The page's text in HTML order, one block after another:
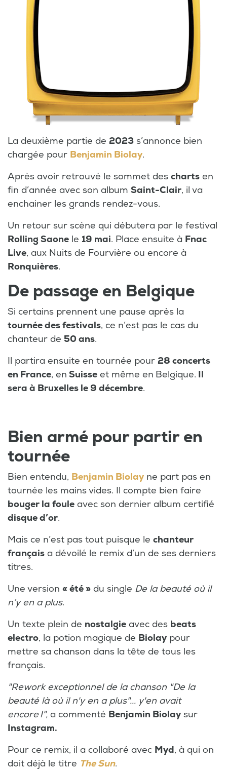
La deuxième partie de 2023 s’annonce bien
chargée pour Benjamin Biolay.
Après avoir retrouvé le sommet des charts en
fin d’année avec son album Saint-Clair, il va
enchainer les grands rendez-vous.
Un retour sur scène qui débutera par le festival
Rolling Saone le 19 mai. Place ensuite à Fnac
Live, aux Nuits de Fourvière ou encore à
Ronquières.
De passage en Belgique
Si certains prennent une pause après la
tournée des festivals, ce n’est pas le cas du
chanteur de 50 ans.
Il partira ensuite en tournée pour 28 concerts
en France, en Suisse et même en Belgique. Il
sera à Bruxelles le 9 décembre.
Bien armé pour partir en
tournée
Bien entendu, Benjamin Biolay ne part pas en
tournée les mains vides. Il compte bien faire
bouger la foule avec son dernier album certifié
disque d’or.
Mais ce n’est pas tout puisque le chanteur
français a dévoilé le remix d’un de ses derniers
titres.
Une version « été » du single De la beauté où il
n’y en a plus.
Un texte plein de nostalgie avec des beats
electro, la potion magique de Biolay pour
mettre sa chanson dans la tête de tous les
français.
"Rework exceptionnel de la chanson "De la
beauté là où il n'y en a plus"... y'en avait
encore !", a commenté Benjamin Biolay sur
Instagram.
Pour ce remix, il a collaboré avec Myd, à qui on
doit déjà le titre The Sun.